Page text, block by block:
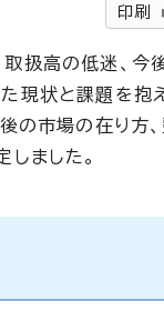
印刷
扱高の低迷、今
現状と課題を抱
の市場の在り方
ました。